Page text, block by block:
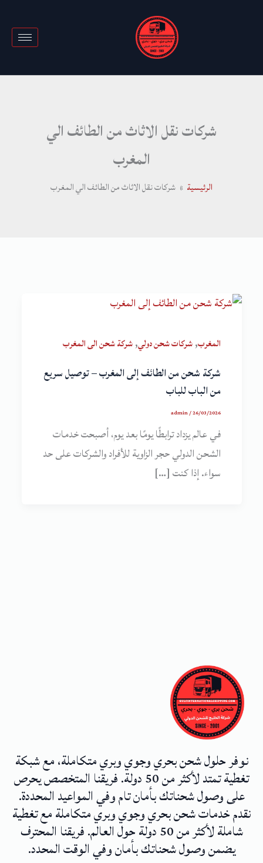
شركات نقل الاثاث من الطائف الي
المغرب
الرئيسية شركات نقل الاثاث من الطائف الي المغرب
المغرب,شركات شحن دولي,شركة شحن الى المغرب
شركة شحن من الطائف إلى المغرب – توصيل سريع
من الباب للباب
admin/26/03/2026
في عالم يزداد ترابطًا يومًا بعد يوم، أصبحت خدمات
الشحن الدولي حجر الزاوية للأفراد والشركات على حد
سواء. إذا كنت […]
نوفر حلول شحن بحري وجوي وبري متكاملة، مع شبكة
تغطية تمتد لأكثر من 50 دولة. فريقنا المتخصص يحرص
على وصول شحناتك بأمان تام وفي المواعيد المحددة.
نقدم خدمات شحن بحري وجوي وبري متكاملة مع تغطية
شاملة لأكثر من 50 دولة حول العالم. فريقنا المحترف
يضمن وصول شحناتك بأمان وفي الوقت المحدد.